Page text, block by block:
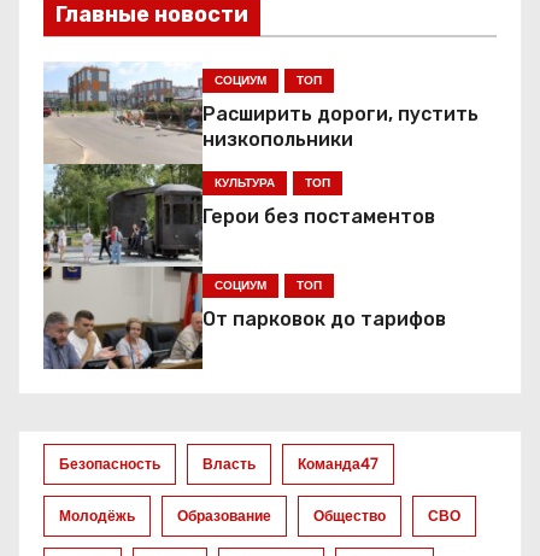
г
а
ц
и
я
п
о
а
п
Главные новости
СОЦИУМ ТОП
Расширить дороги, пустить
низкопольники
КУЛЬТУРА ТОП
Герои без постаментов
СОЦИУМ ТОП
От парковок до тарифов
Безопасность Власть Команда47
Молодёжь Образование Общество СВО